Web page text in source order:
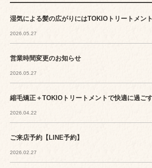
湿気による髪の広がりにはTOKIOトリートメン
2026.05.27
営業時間変更のお知らせ
2026.05.27
縮毛矯正＋TOKIOトリートメントで快適に過ご
2026.04.22
ご来店予約【LINE予約】
2026.02.27